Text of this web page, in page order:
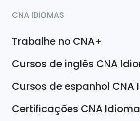
CNA IDIOMAS
Trabalhe no CNA+
Cursos de inglês CNA
Cursos de espanhol CNA
Certificações CNA